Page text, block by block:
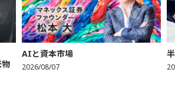
AIと資本市場
2026/08/07